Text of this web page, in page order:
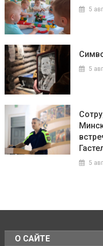
5
5
5
О САЙТЕ